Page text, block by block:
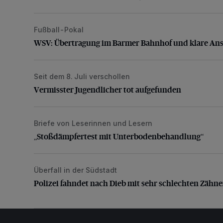
WSV: Übertragung im Barmer Bahnhof und klare
Fußball-Pokal
WSV: Übertragung im Barmer Bahnhof und klare
Vermisster Jugendlicher tot aufgefunden
Seit dem 8. Juli verschollen
Vermisster Jugendlicher tot aufgefunden
„Stoßdämpfertest mit Unterbodenbehandlung“
Briefe von Leserinnen und Lesern
„Stoßdämpfertest mit Unterbodenbehandlung“
Polizei fahndet nach Dieb mit sehr schlechten Zähnen
Überfall in der Südstadt
Polizei fahndet nach Dieb mit sehr schlechten